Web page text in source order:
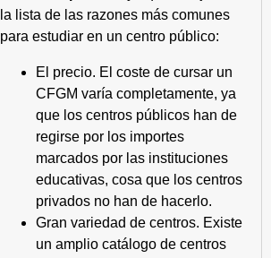
la lista de las razones más comunes
para estudiar en un centro público:
El precio. El coste de cursar un
CFGM varía completamente, ya
que los centros públicos han de
regirse por los importes
marcados por las instituciones
educativas, cosa que los centros
privados no han de hacerlo.
Gran variedad de centros. Existe
un amplio catálogo de centros